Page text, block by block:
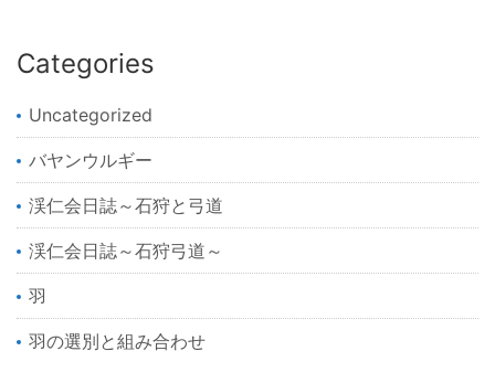
Categories
Uncategorized
バヤンウルギー
渓仁会日誌～石狩と弓道
渓仁会日誌～石狩弓道～
羽
羽の選別と組み合わせ